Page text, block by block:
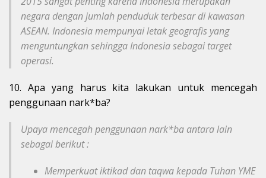
negara dengan jumlah penduduk terbesar di kawasan
ASEAN. Indonesia mempunyai letak geografis yang
menguntungkan sehingga Indonesia sebagai target
operasi.
10. Apa yang harus kita lakukan untuk mencegah
penggunaan nark*ba?
Upaya mencegah penggunaan nark*ba antara lain
sebagai berikut :
Memperkuat iktikad dan taqwa kepada Tuhan YME